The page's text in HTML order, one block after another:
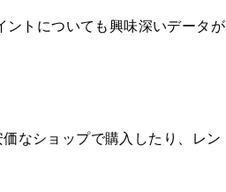
ントについても興味深いデータが
なショップで購入したり、レン